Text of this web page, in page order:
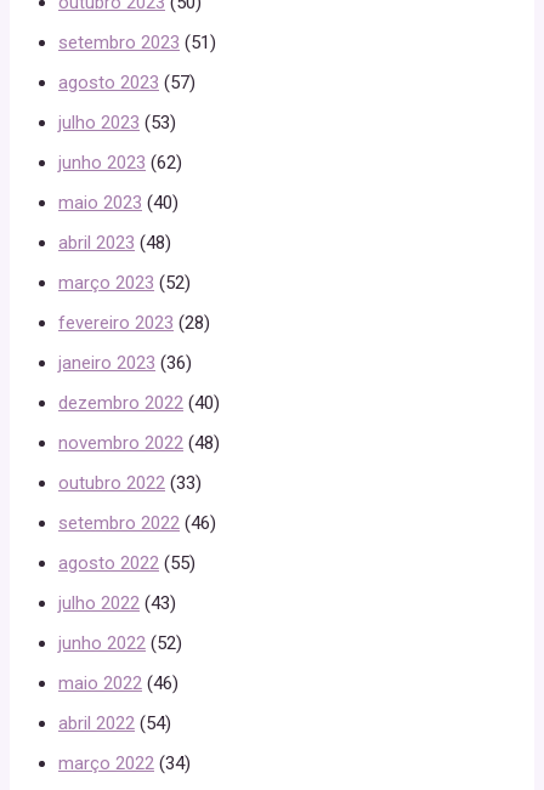
setembro 2023 (51)
agosto 2023 (57)
julho 2023 (53)
junho 2023 (62)
maio 2023 (40)
abril 2023 (48)
março 2023 (52)
fevereiro 2023 (28)
janeiro 2023 (36)
dezembro 2022 (40)
novembro 2022 (48)
outubro 2022 (33)
setembro 2022 (46)
agosto 2022 (55)
julho 2022 (43)
junho 2022 (52)
maio 2022 (46)
abril 2022 (54)
março 2022 (34)